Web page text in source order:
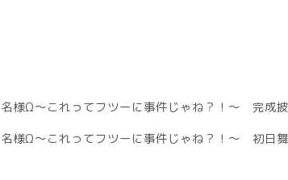
様Ω〜これってフツーに事件じゃね？！〜 完成
様Ω〜これってフツーに事件じゃね？！〜 初日